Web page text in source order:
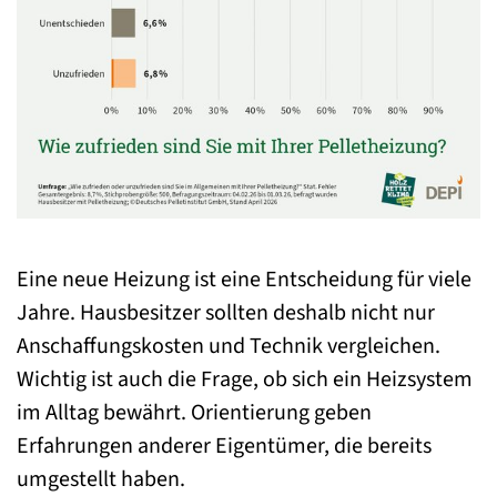
Eine neue Heizung ist eine Entscheidung für viele
Jahre. Hausbesitzer sollten deshalb nicht nur
Anschaffungskosten und Technik vergleichen.
Wichtig ist auch die Frage, ob sich ein Heizsystem
im Alltag bewährt. Orientierung geben
Erfahrungen anderer Eigentümer, die bereits
umgestellt haben.